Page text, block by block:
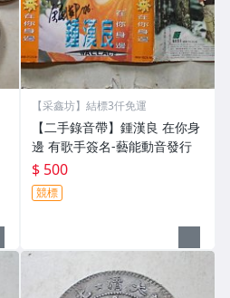
【采鑫坊】結標3仟免運
【二手錄音帶】鍾漢良 在你身
邊 有歌手簽名-藝能動音發行
$ 500
競標